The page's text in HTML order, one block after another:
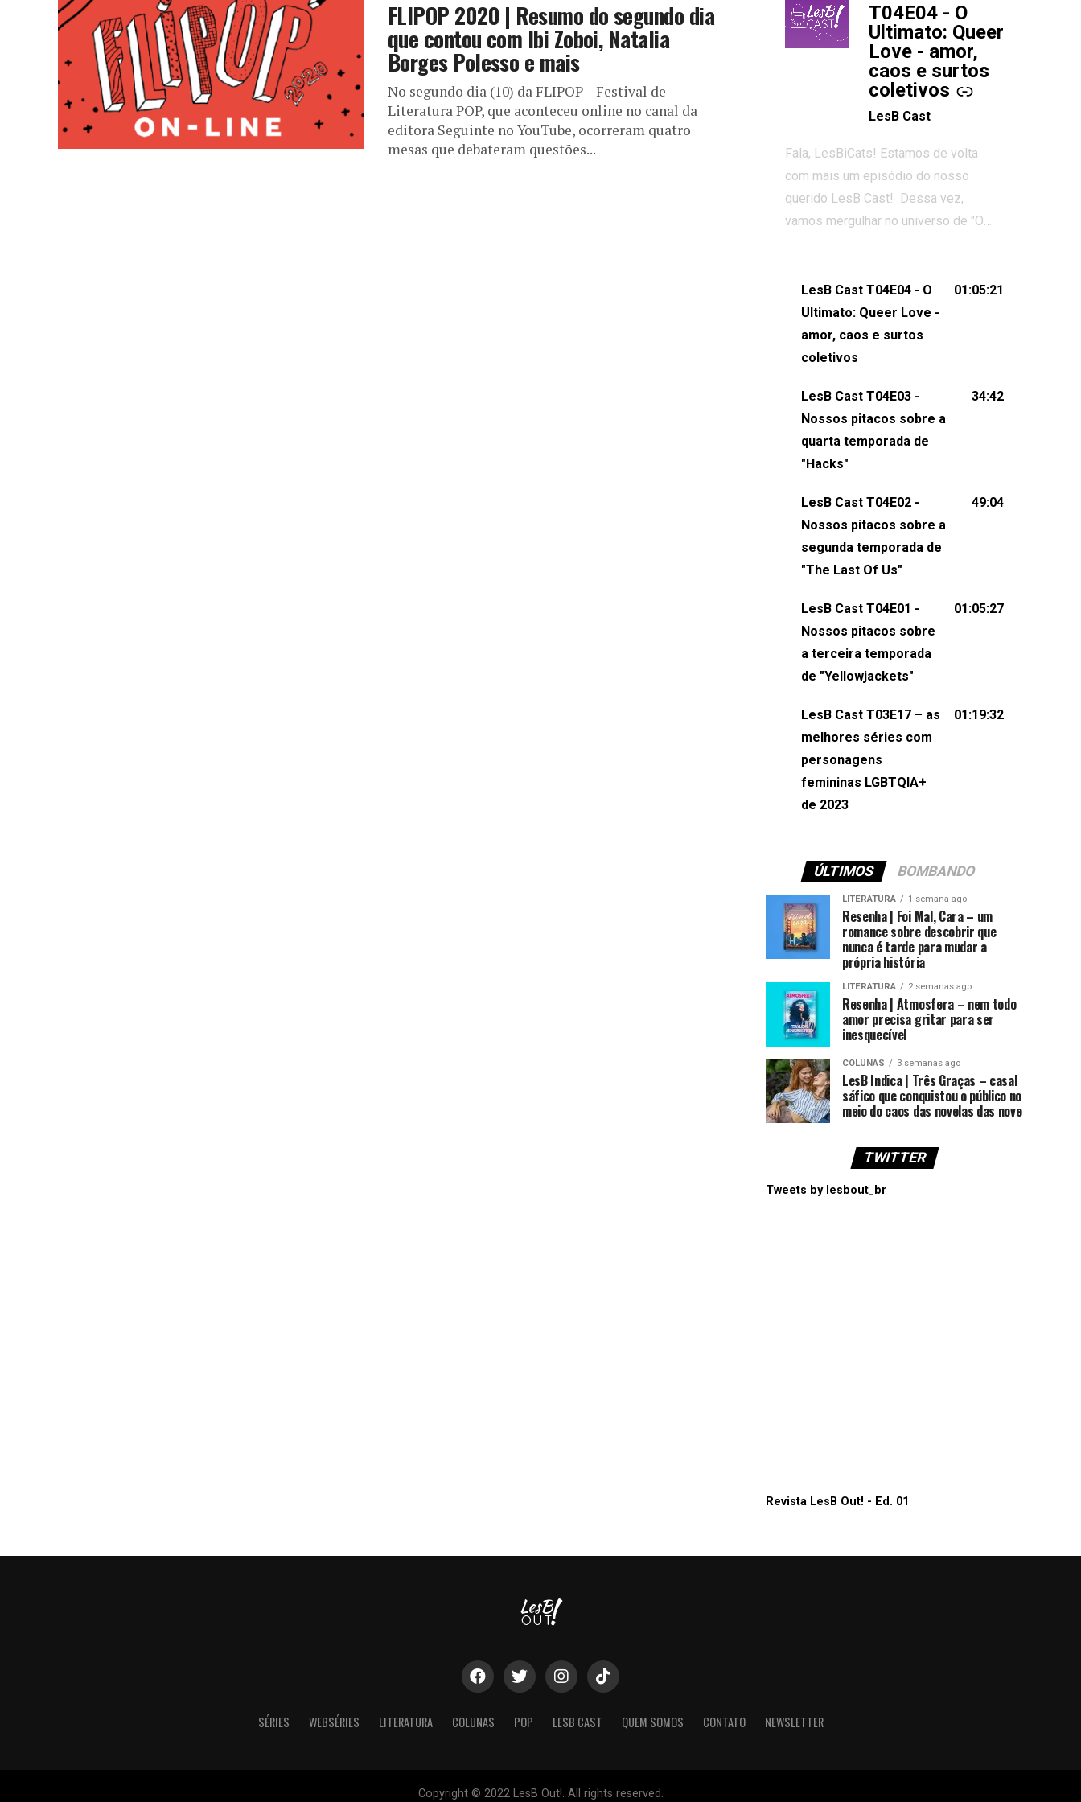
FLIPOP 2020 | Resumo do segundo dia
que contou com Ibi Zoboi, Natalia
Borges Polesso e mais
No segundo dia (10) da FLIPOP – Festival de
Literatura POP, que aconteceu online no canal da
editora Seguinte no YouTube, ocorreram quatro
mesas que debateram questões...
T04E04 - O
Ultimato: Queer
Love - amor,
caos e surtos
coletivos
LesB Cast
Fala, LesBiCats! Estamos de volta
com mais um episódio do nosso
querido LesB Cast! Dessa vez,
vamos mergulhar no universo de "O
e levantou debates intensos sobre
relacionamentos queer. Vem com a
gente comentar os melhores
momentos, as maiores confusões e,
pensar (e rir) sobre amor sáfico!Você
também pode participar dessa
conversa mandando sugestões de
pauta, comentários, perguntas ou
e-mail para podcast@lesbout.com.br. E
não esqueça de visitar nosso site e
sociais:Twitter: ⁠⁠⁠⁠@lesbout_br⁠⁠⁠⁠ Instagram:
do LesB Cast:Apresentação de
Karolen Passos
(⁠⁠⁠⁠⁠⁠@KarolenPassos⁠⁠⁠⁠⁠⁠)Participação de
Pollyelly FlorêncioEdição de Naiady
Machado
LesB Cast T04E04 - O
Ultimato: Queer Love -
amor, caos e surtos
coletivos
01:05:21
LesB Cast T04E03 -
Nossos pitacos sobre a
quarta temporada de
"Hacks"
34:42
LesB Cast T04E02 -
Nossos pitacos sobre a
segunda temporada de
"The Last Of Us"
49:04
LesB Cast T04E01 -
Nossos pitacos sobre
a terceira temporada
de "Yellowjackets"
01:05:27
LesB Cast T03E17 – as
melhores séries com
personagens
femininas LGBTQIA+
de 2023
01:19:32
ÚLTIMOS BOMBANDO
LITERATURA 1 semana ago
Resenha | Foi Mal, Cara – um
romance sobre descobrir que
nunca é tarde para mudar a
própria história
LITERATURA 2 semanas ago
Resenha | Atmosfera – nem todo
amor precisa gritar para ser
inesquecível
COLUNAS 3 semanas ago
LesB Indica | Três Graças – casal
sáfico que conquistou o público no
meio do caos das novelas das nove
TWITTER
Tweets by lesbout_br
Revista LesB Out! - Ed. 01
SÉRIES WEBSÉRIES LITERATURA COLUNAS POP LESB CAST QUEM SOMOS CONTATO NEWSLETTER
Copyright © 2022 LesB Out!. All rights reserved.